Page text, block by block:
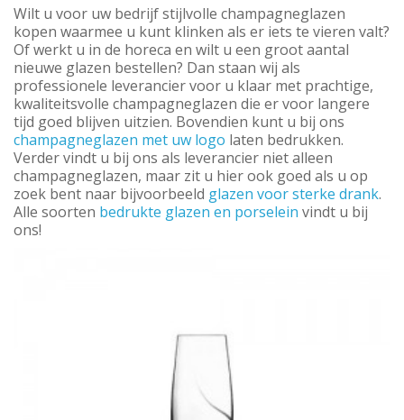
Wilt u voor uw bedrijf stijlvolle champagneglazen
kopen waarmee u kunt klinken als er iets te vieren valt?
Of werkt u in de horeca en wilt u een groot aantal
nieuwe glazen bestellen? Dan staan wij als
professionele leverancier voor u klaar met prachtige,
kwaliteitsvolle champagneglazen die er voor langere
tijd goed blijven uitzien. Bovendien kunt u bij ons
champagneglazen met uw logo laten bedrukken.
Verder vindt u bij ons als leverancier niet alleen
champagneglazen, maar zit u hier ook goed als u op
zoek bent naar bijvoorbeeld glazen voor sterke drank.
Alle soorten bedrukte glazen en porselein vindt u bij
ons!